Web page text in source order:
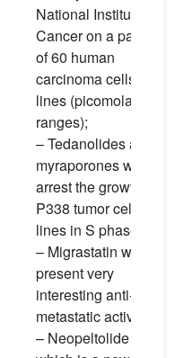
National Institute of
Cancer on a panel
of 60 human
carcinoma cells
lines (picomolar
ranges);
– Tedanolides and
myraporones which
arrest the growth of
P338 tumor cells
lines in S phase;
– Migrastatin which
present very
interesting anti-
metastatic activity;
– Neopeltolide